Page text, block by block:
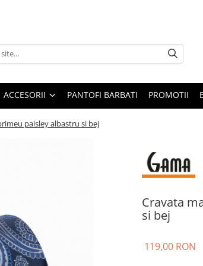
ACCESORII PANTOFI BARBATI PROMOTII
paisley albastru si bej
Cravata
si bej
119,00 RON